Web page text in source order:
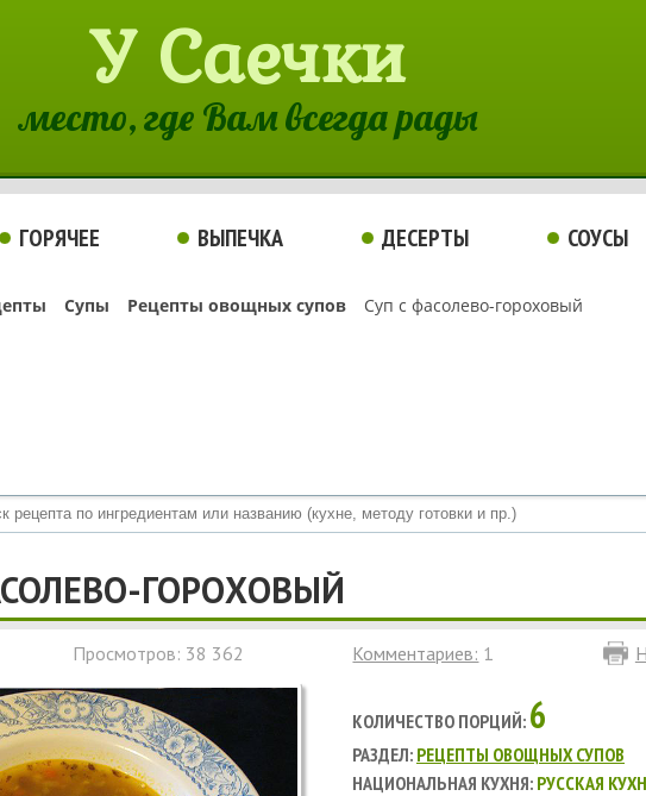
У Саечки
место, где Вам всегда рады
ГОРЯЧЕЕ ВЫПЕЧКА ДЕСЕРТЫ СОУСЫ
Супы Рецепты овощных супов Суп с фасолево-гороховый
ГОРОХОВЫЙ
Просмотров: 38 362 Комментариев: 1
КОЛИЧЕСТВО ПОРЦИЙ: 6
РАЗДЕЛ: РЕЦЕПТЫ ОВОЩНЫХ СУПОВ
НАЦИОНАЛЬНАЯ КУХНЯ: РУССКАЯ